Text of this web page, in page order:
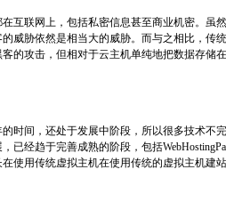
互联网上，包括私密信息甚至商业机密。虽
威胁依然是相当大的威胁。而与之相比，传
的攻击，但相对于云主机单纯地把数据存储
时间，还处于发展中阶段，所以很多技术不
已经趋于完善成熟的阶段，包括
使用传统虚拟主机在使用传统的虚拟主机建